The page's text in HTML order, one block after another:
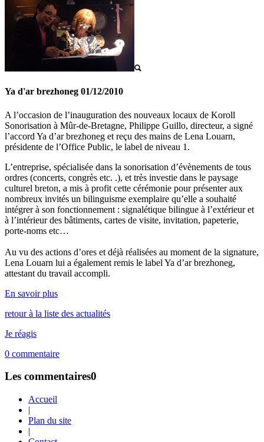
Ya d'ar brezhoneg 01/12/2010
A l’occasion de l’inauguration des nouveaux locaux de Koroll
Sonorisation à Mûr-de-Bretagne, Philippe Guillo, directeur, a signé
l’accord Ya d’ar brezhoneg et reçu des mains de Lena Louarn,
présidente de l’Office Public, le label de niveau 1.
L’entreprise, spécialisée dans la sonorisation d’évènements de tous
ordres (concerts, congrès etc. .), et très investie dans le paysage
culturel breton, a mis à profit cette cérémonie pour présenter aux
nombreux invités un bilinguisme exemplaire qu’elle a souhaité
intégrer à son fonctionnement : signalétique bilingue à l’extérieur et
à l’intérieur des bâtiments, cartes de visite, invitation, papeterie,
porte-noms etc…
Au vu des actions d’ores et déjà réalisées au moment de la signature,
Lena Louarn lui a également remis le label Ya d’ar brezhoneg,
attestant du travail accompli.
En savoir plus
retour à la liste des actualités
Je réagis
0 commentaire
Les commentaires0
Accueil
|
Plan du site
|